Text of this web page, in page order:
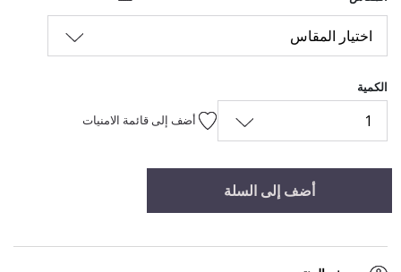
اختيار المقاس
الكمية
1 أضف إلى قائمة الامنيات
أضف إلى السلة